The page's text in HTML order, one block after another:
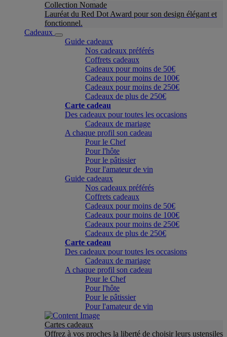
Collection Nomade
Lauréat du Red Dot Award pour son design élégant et
fonctionnel.
Cadeaux
Guide cadeaux
Nos cadeaux préférés
Coffrets cadeaux
Cadeaux pour moins de 50€
Cadeaux pour moins de 100€
Cadeaux pour moins de 250€
Cadeaux de plus de 250€
Carte cadeau
Des cadeaux pour toutes les occasions
Cadeaux de mariage
A chaque profil son cadeau
Pour le Chef
Pour l'hôte
Pour le pâtissier
Pour l'amateur de vin
Guide cadeaux
Nos cadeaux préférés
Coffrets cadeaux
Cadeaux pour moins de 50€
Cadeaux pour moins de 100€
Cadeaux pour moins de 250€
Cadeaux de plus de 250€
Carte cadeau
Des cadeaux pour toutes les occasions
Cadeaux de mariage
A chaque profil son cadeau
Pour le Chef
Pour l'hôte
Pour le pâtissier
Pour l'amateur de vin
Cartes cadeaux
Offrez à vos proches la liberté de choisir leurs ustensiles